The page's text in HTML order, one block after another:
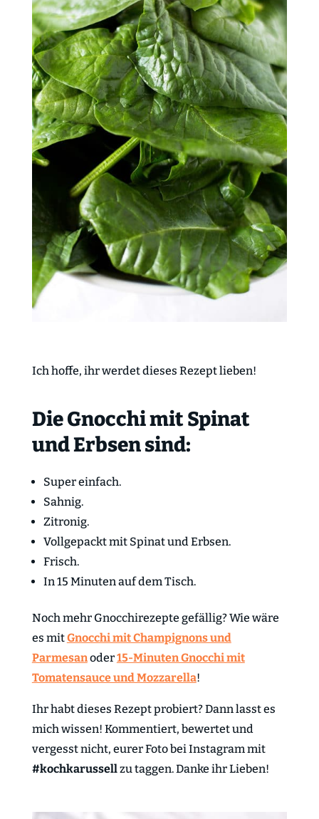
Ich hoffe, ihr werdet dieses Rezept lieben!
Die Gnocchi mit Spinat
und Erbsen sind:
Super einfach.
Sahnig.
Zitronig.
Vollgepackt mit Spinat und Erbsen.
Frisch.
In 15 Minuten auf dem Tisch.
Noch mehr Gnocchirezepte gefällig? Wie wäre
es mitGnocchi mit Champignons und
Parmesanoder15-Minuten Gnocchi mit
Tomatensauce und Mozzarella!
Ihr habt dieses Rezept probiert? Dann lasst es
mich wissen! Kommentiert, bewertet und
vergesst nicht, eurer Foto bei Instagram mit
#kochkarussellzu taggen. Danke ihr Lieben!